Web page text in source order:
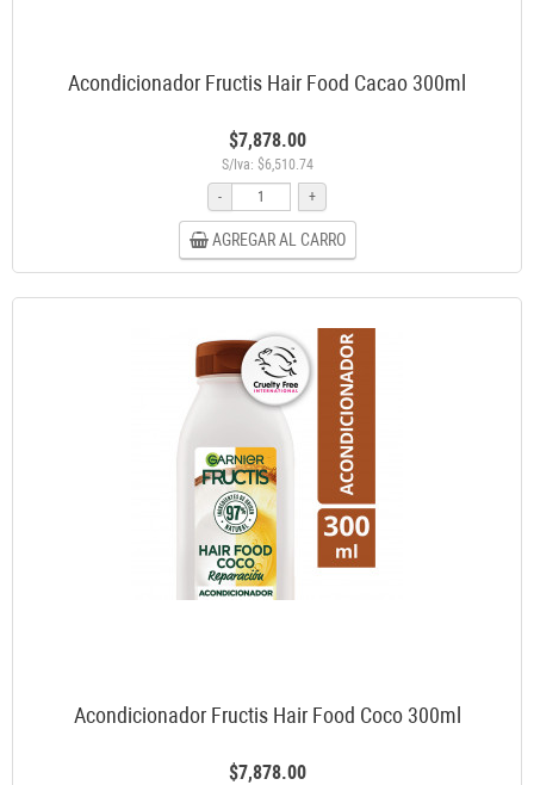
Acondicionador Fructis Hair Food Cacao 300ml
$7,878.00
S/Iva: $6,510.74
-
+
AGREGAR AL CARRO
Acondicionador Fructis Hair Food Coco 300ml
$7,878.00